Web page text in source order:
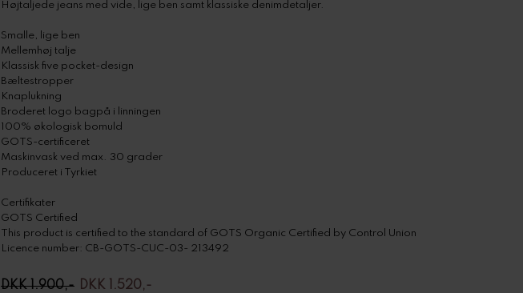
Højtaljede jeans med vide, lige ben samt klassiske denimdetaljer.
Smalle, lige ben
Mellemhøj talje
Klassisk five pocket-design
Bæltestropper
Knaplukning
Broderet logo bagpå i linningen
100% økologisk bomuld
GOTS-certificeret
Maskinvask ved max. 30 grader
Produceret i Tyrkiet
Certifikater
GOTS Certified
This product is certified to the standard of GOTS Organic Certified by Control Union
Licence number: CB-GOTS-CUC-03- 213492
DKK 1.900,- DKK 1.520,-